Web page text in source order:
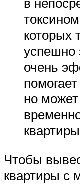
которых
успешно
очень
но может
Чтобы
квартиры с